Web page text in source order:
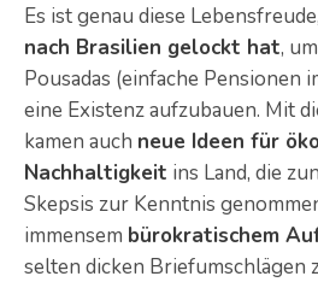
Es ist genau diese
nach Brasilien gelockt hat,
Pousadas (einfache Pensionen
eine Existenz aufzubauen. Mit
kamen auch neue Ideen für
Nachhaltigkeit ins Land, die
Skepsis zur Kenntnis
immensem bürokratischem
selten dicken Briefumschlägen